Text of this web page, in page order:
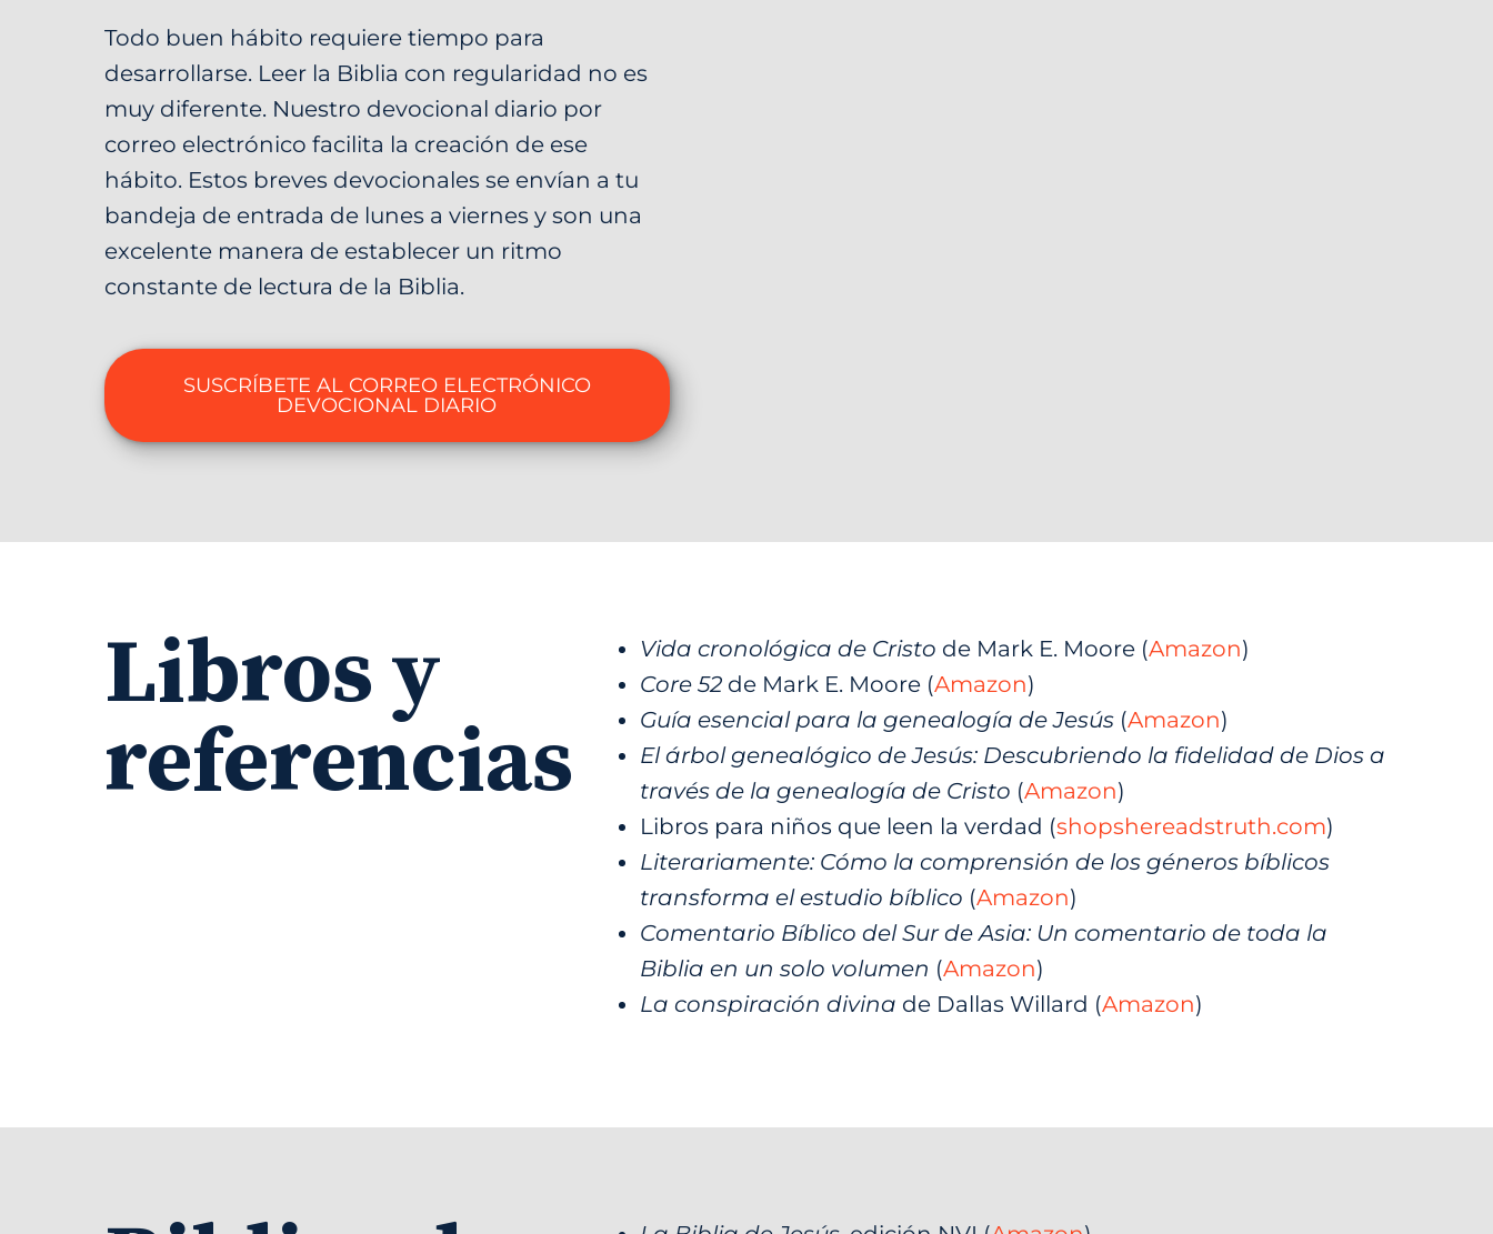
Todo buen hábito requiere tiempo para
desarrollarse. Leer la Biblia con regularidad no es
muy diferente. Nuestro devocional diario por
correo electrónico facilita la creación de ese
hábito. Estos breves devocionales se envían a tu
bandeja de entrada de lunes a viernes y son una
excelente manera de establecer un ritmo
constante de lectura de la Biblia.
SUSCRÍBETE AL CORREO ELECTRÓNICO
DEVOCIONAL DIARIO
Libros y
referencias
Vida cronológica de Cristo de Mark E. Moore (Amazon)
Core 52 de Mark E. Moore (Amazon)
Guía esencial para la genealogía de Jesús (Amazon)
El árbol genealógico de Jesús: Descubriendo la fidelidad de Dios a
través de la genealogía de Cristo (Amazon)
Libros para niños que leen la verdad (shopshereadstruth.com)
Literariamente: Cómo la comprensión de los géneros bíblicos
transforma el estudio bíblico (Amazon)
Comentario Bíblico del Sur de Asia: Un comentario de toda la
Biblia en un solo volumen (Amazon)
La conspiración divina de Dallas Willard (Amazon)